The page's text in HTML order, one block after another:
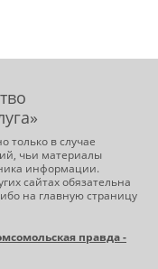
только в случае
чьи материалы
информации.
сайтах обязательна
на главную страницу
правда -